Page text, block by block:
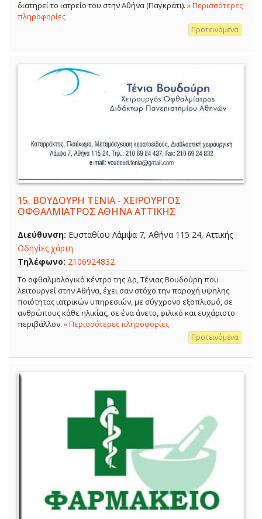
διατηρεί το ιατρείο του στην Αθήνα (Παγκράτι). » Περισσότερες
πληροφορίες
Προτεινόμενα
15. ΒΟΥΔΟΥΡΗ ΤΕΝΙΑ - ΧΕΙΡΟΥΡΓΟΣ
ΟΦΘΑΛΜΙΑΤΡΟΣ ΑΘΗΝΑ ΑΤΤΙΚΗΣ
Διεύθυνση: Ευσταθίου Λάμψα 7, Αθήνα 115 24, Αττικής
Οδηγίες χάρτη
Τηλέφωνο: 2106924832
Το οφθαλμολογικό κέντρο της Δρ, Τένιας Βουδούρη που
λειτουργεί στην Αθήνα, έχει σαν στόχο την παροχή υψηλης
ποιότητας ιατρικών υπηρεσιών, με σύγχρονο εξοπλισμό, σε
ανθρώπους κάθε ηλικίας, σε ένα άνετο, φιλικό και ευχάριστο
περιβάλλον. » Περισσότερες πληροφορίες
Προτεινόμενα